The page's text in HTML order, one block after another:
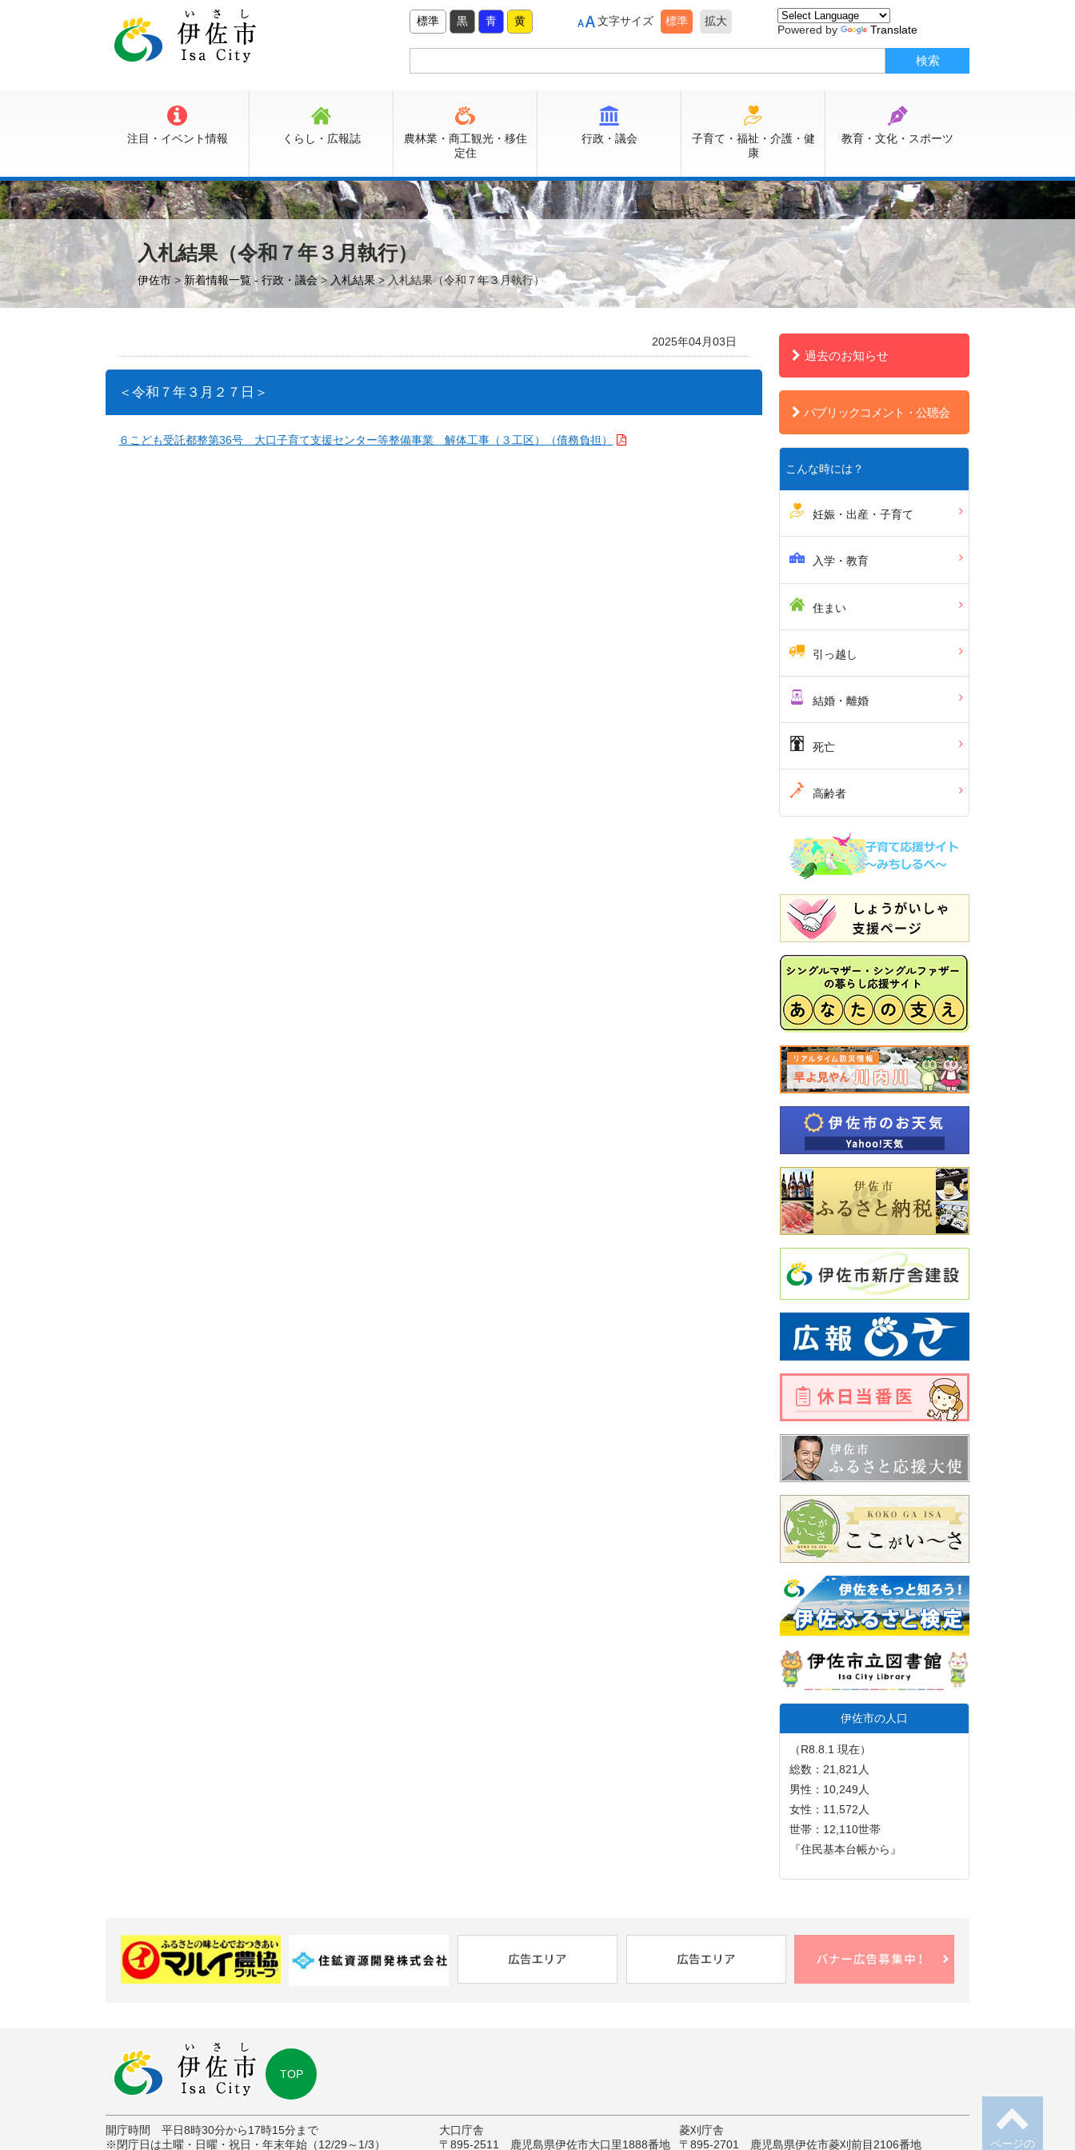
標準 黒 青 黄 文字サイズ 標準 拡大
Powered by Translate
注目・イベント情報 くらし・広報誌
農林業・商工観光・移住
定住
行政・議会
子育て・福祉・介護・健
康
教育・文化・スポーツ
入札結果（令和７年３月執行）
伊佐市 >新着情報一覧 - 行政・議会>入札結果> 入札結果（令和７年３月執行）
2025年04月03日
＜令和７年３月２７日＞
６こども受託都整第36号 大口子育て支援センター等整備事業 解体工事（３工区）（債務負担）
過去のお知らせ
パブリックコメント・公聴会
こんな時には？
妊娠・出産・子育て
入学・教育
住まい
引っ越し
結婚・離婚
死亡
高齢者
伊佐市の人口
（R8.8.1 現在）
総数：21,821人
男性：10,249人
女性：11,572人
世帯：12,110世帯
『住民基本台帳から』
ページの
TOP
開庁時間 平日8時30分から17時15分まで
※閉庁日は土曜・日曜・祝日・年末年始（12/29～1/3）
大口庁舎
〒895-2511 鹿児島県伊佐市大口里1888番地
菱刈庁舎
〒895-2701 鹿児島県伊佐市菱刈前目2106番地